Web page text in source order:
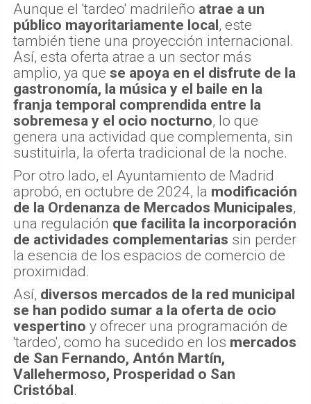
Aunque el 'tardeo' madrileño atrae a un
público mayoritariamente local, este
también tiene una proyección internacional.
Así, esta oferta atrae a un sector más
amplio, ya que se apoya en el disfrute de la
gastronomía, la música y el baile en la
franja temporal comprendida entre la
sobremesa y el ocio nocturno, lo que
genera una actividad que complementa, sin
sustituirla, la oferta tradicional de la noche.
Por otro lado, el Ayuntamiento de Madrid
aprobó, en octubre de 2024, la modificación
de la Ordenanza de Mercados Municipales,
una regulación que facilita la incorporación
de actividades complementarias sin perder
la esencia de los espacios de comercio de
proximidad.
Así, diversos mercados de la red municipal
se han podido sumar a la oferta de ocio
vespertino y ofrecer una programación de
'tardeo', como ha sucedido en los mercados
de San Fernando, Antón Martín,
Vallehermoso, Prosperidad o San
Cristóbal.